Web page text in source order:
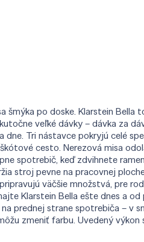
po doske. Klarstein
veľké dávky – dávka za
Tri nástavce pokryjú celé
cesto. Nerezová misa
spotrebič, keď zdvihnete
stroj pevne na pracovnej
väčšie množstvá, pre
Klarstein Bella ešte dnes a
prednej strane spotrebiča – v
zmeniť farbu. Uvedený